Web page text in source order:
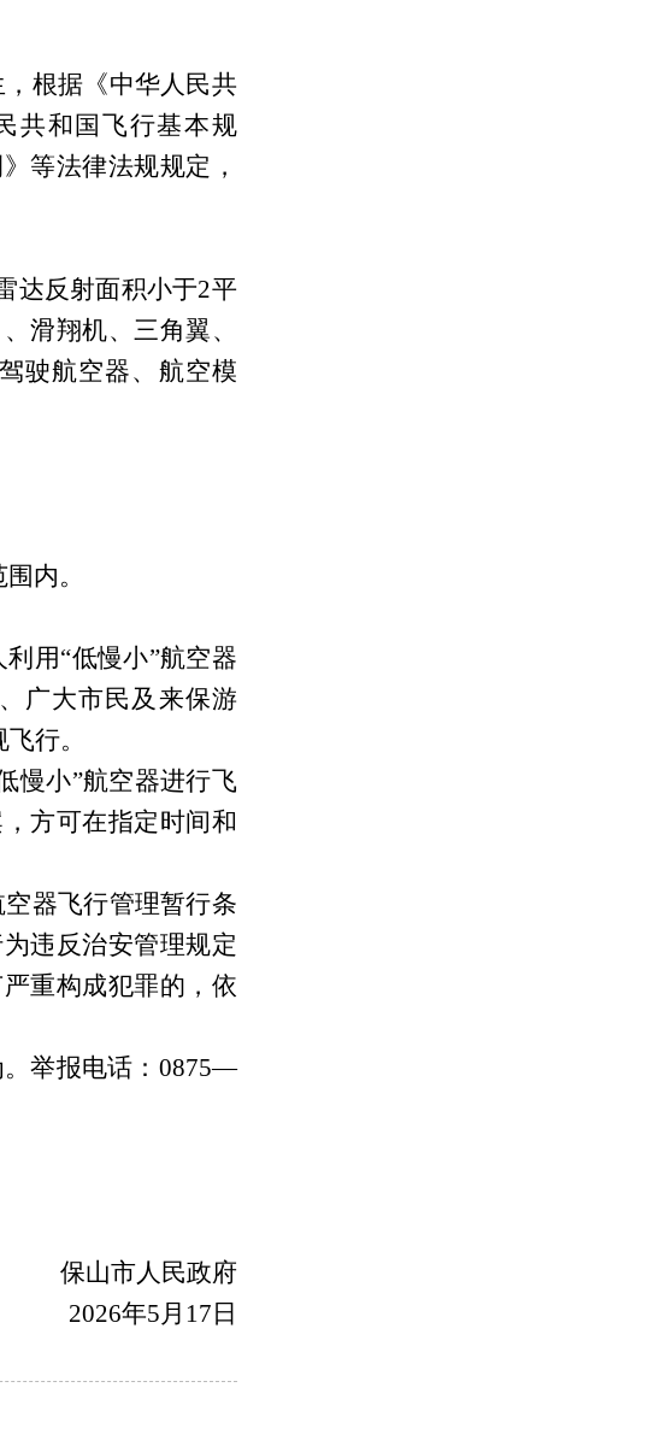
根据《中华人民共
共和国飞行基本规
等法律法规规定，
达反射面积小于2平
滑翔机、三角翼、
驶航空器、航空模
内。
用“低慢小”航空器
广大市民及来保游
行。
慢小”航空器进行飞
方可在指定时间和
器飞行管理暂行条
违反治安管理规定
重构成犯罪的，依
举报电话： 0875—
保山市人民政府
2026年5月17日